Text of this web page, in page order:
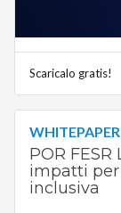
Scaricalo gratis!
WHITEPAPER
POR
impatti per
inclusiva